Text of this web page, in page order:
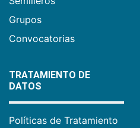
Grupos
Convocatorias
TRATAMIENTO DE
DATOS
Políticas de Tratamiento